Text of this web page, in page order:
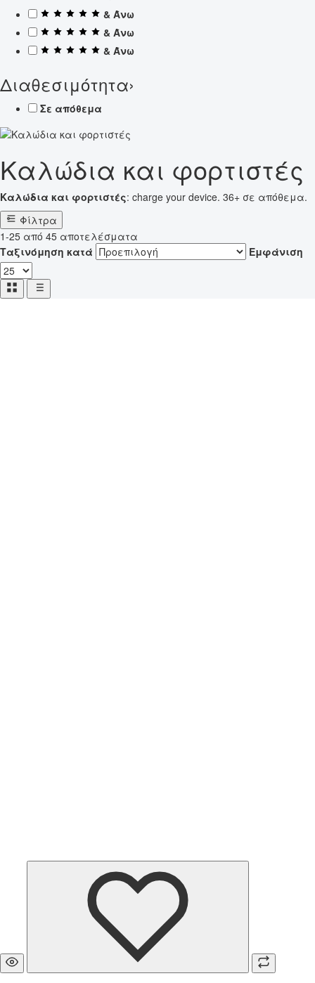
& Άνω
& Άνω
& Άνω
Διαθεσιμότητα›
Σε απόθεμα
Καλώδια και φορτιστές
Καλώδια και φορτιστές: charge your device. 36+ σε απόθεμα.
Φίλτρα
1-25 από 45 αποτελέσματα
Ταξινόμηση κατά
Εμφάνιση